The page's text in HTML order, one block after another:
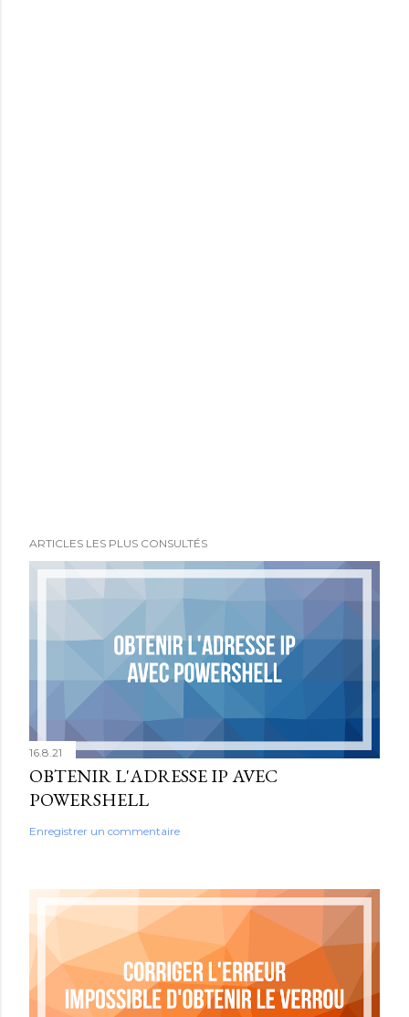
ARTICLES LES PLUS CONSULTÉS
16.8.21
OBTENIR L'ADRESSE IP AVEC
POWERSHELL
Enregistrer un commentaire